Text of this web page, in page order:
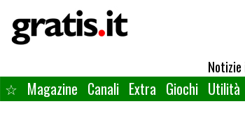
☆ Magazine Canali Extra Giochi Utilità